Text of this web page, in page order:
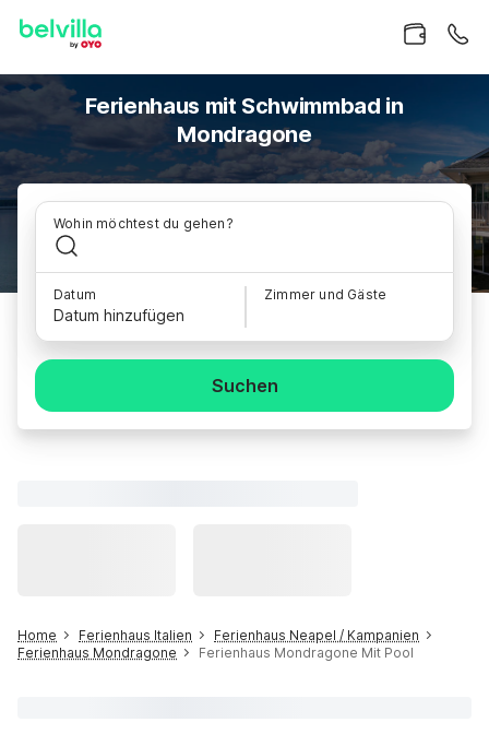
Ferienhaus mit Schwimmbad in
Mondragone
Wohin möchtest du gehen?
Datum
Datum hinzufügen
Zimmer und Gäste
Suchen
Home Ferienhaus Italien
Ferienhaus Neapel / Kampanien
Ferienhaus Mondragone
Ferienhaus Mondragone Mit Pool